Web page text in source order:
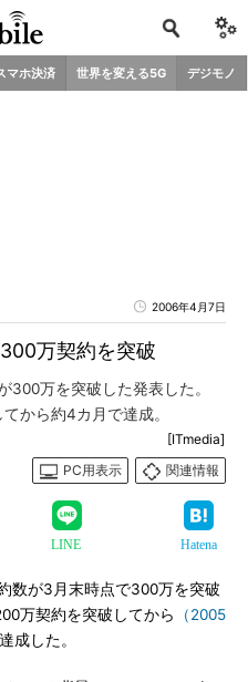
マホ決済 世界を変える5G デジモノ
2006年4月7日
万契約を突破
300万を突破した発表した。
から約4カ月で達成。
[ITmedia]
PC用表示
関連情報
LINE Hatena
数が3月末時点で300万を突破
万契約を突破してから
（2005
成した。